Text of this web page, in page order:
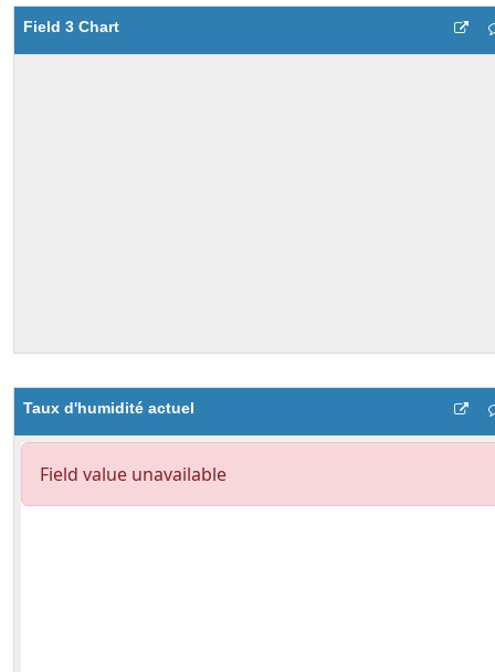
Field 3 Chart
Taux d'humidité actuel